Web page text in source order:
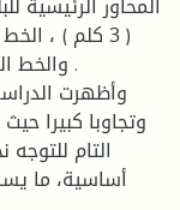
وأظهرت
التام
أساسية، ما